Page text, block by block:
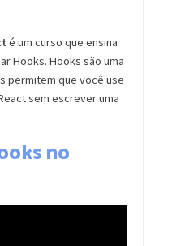
é um curso que ensina
Hooks. Hooks são uma
permitem que você use
sem escrever uma
no